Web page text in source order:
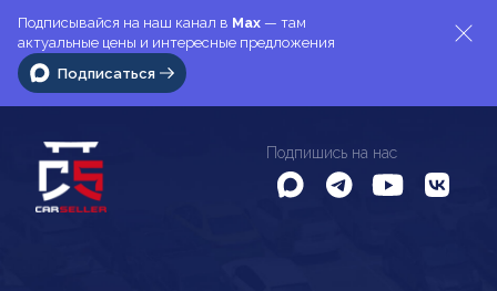
Подписывайся на наш канал в Max — там
актуальные цены и интересные предложения
Подписаться
Подпишись на нас